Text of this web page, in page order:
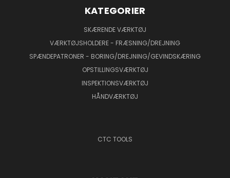
KATEGORIER
SKÆRENDE VÆRKTØJ
VÆRKTØJSHOLDERE - FRÆSNING/DREJNING
SPÆNDEPATRONER - BORING/DREJNING/GEVINDSKÆRING
OPSTILLINGSVÆRKTØJ
INSPEKTIONSVÆRKTØJ
HÅNDVÆRKTØJ
CTC TOOLS